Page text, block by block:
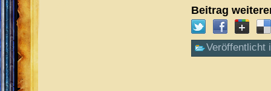
Beitrag
Veröffentlicht